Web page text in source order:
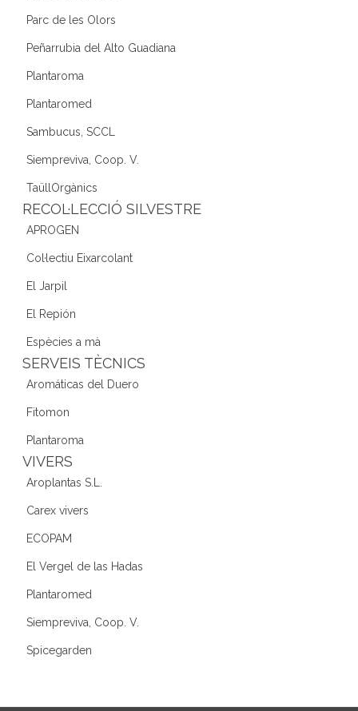
Parc de les Olors
Peñarrubia del Alto Guadiana
Plantaroma
Plantaromed
Sambucus, SCCL
Siempreviva, Coop. V.
TaüllOrgànics
RECOL·LECCIÓ SILVESTRE
APROGEN
Col·lectiu Eixarcolant
El Jarpil
El Repión
Espècies a mà
SERVEIS TÈCNICS
Aromáticas del Duero
Fitomon
Plantaroma
VIVERS
Aroplantas S.L.
Carex vivers
ECOPAM
El Vergel de las Hadas
Plantaromed
Siempreviva, Coop. V.
Spicegarden